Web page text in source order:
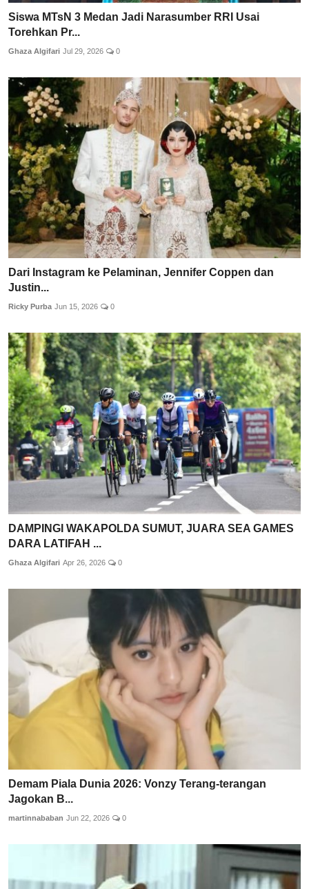
Siswa MTsN 3 Medan Jadi Narasumber RRI Usai
Torehkan Pr...
Ghaza Algifari Jul 29, 2026 0
Dari Instagram ke Pelaminan, Jennifer Coppen dan
Justin...
Ricky Purba Jun 15, 2026 0
DAMPINGI WAKAPOLDA SUMUT, JUARA SEA GAMES
DARA LATIFAH ...
Ghaza Algifari Apr 26, 2026 0
Demam Piala Dunia 2026: Vonzy Terang-terangan
Jagokan B...
martinnababan Jun 22, 2026 0